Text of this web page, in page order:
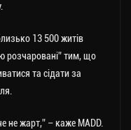
13 500 житів
розчаровані” тим, що
та сідати за
не жарт,” – каже MADD.